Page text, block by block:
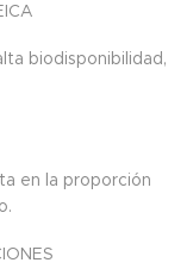
biodisponibilidad,
en la proporción